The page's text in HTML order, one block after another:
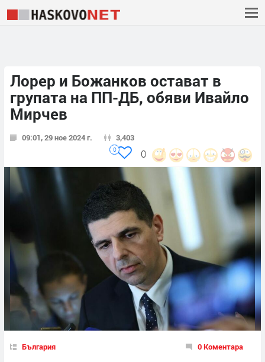
Лорер и Божанков остават в
групата на ПП-ДБ, обяви Ивайло
Мирчев
09:01, 29 ное 2024 г. 3,403
0
0
България 0 Коментара